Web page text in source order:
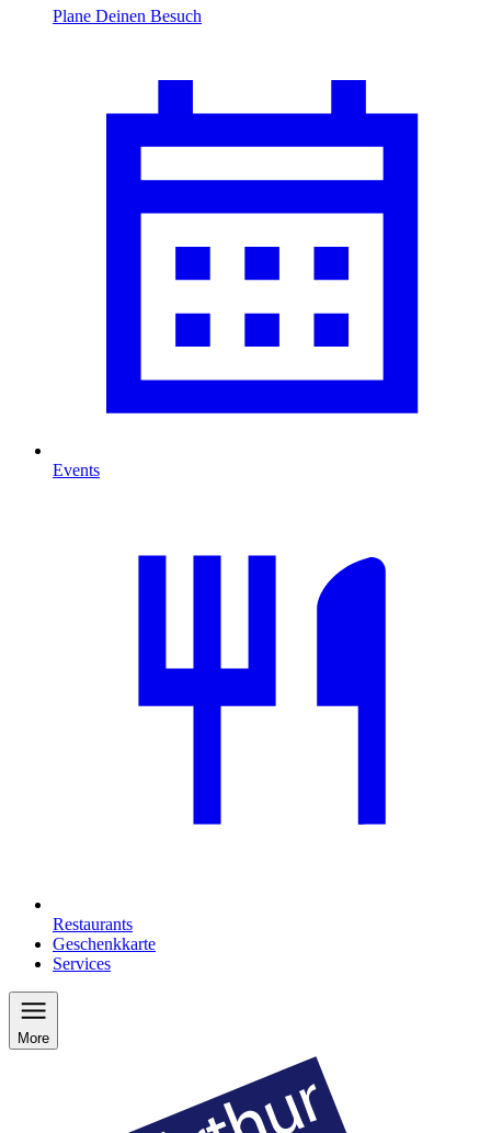
Plane Deinen Besuch
Events
Restaurants
Geschenkkarte
Services
More